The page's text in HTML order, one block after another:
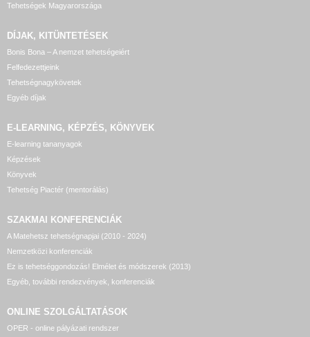
Tehetségek Magyarországa
DÍJAK, KITÜNTETÉSEK
Bonis Bona – A nemzet tehetségeiért
Felfedezettjeink
Tehetségnagykövetek
Egyéb díjak
E-LEARNING, KÉPZÉS, KÖNYVEK
E-learning tananyagok
Képzések
Könyvek
Tehetség Piactér (mentorálás)
SZAKMAI KONFERENCIÁK
A Matehetsz tehetségnapjai (2010 - 2024)
Nemzetközi konferenciák
Ez is tehetséggondozás! Elmélet és módszerek (2013)
Egyéb, további rendezvények, konferenciák
ONLINE SZOLGÁLTATÁSOK
OPER - online pályázati rendszer